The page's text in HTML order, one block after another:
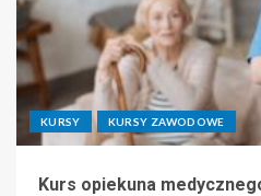
KURSY KURSY ZAWODOWE
Kurs opiekuna